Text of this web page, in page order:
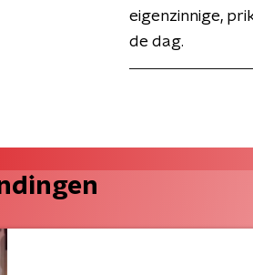
eigenzinnige,
de dag.